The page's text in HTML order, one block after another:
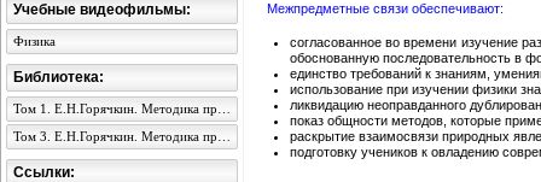
Межпредметные связи обеспечивают:
согласованное во времени изучение
обоснованную последовательность в
единство требований к знаниям,
использование при изучении физики
ликвидацию неоправданного
показ общности методов, которые
раскрытие взаимосвязи природных
подготовку учеников к овладению
Учебные видеофильмы:
Физика
Библиотека:
Ссылки: